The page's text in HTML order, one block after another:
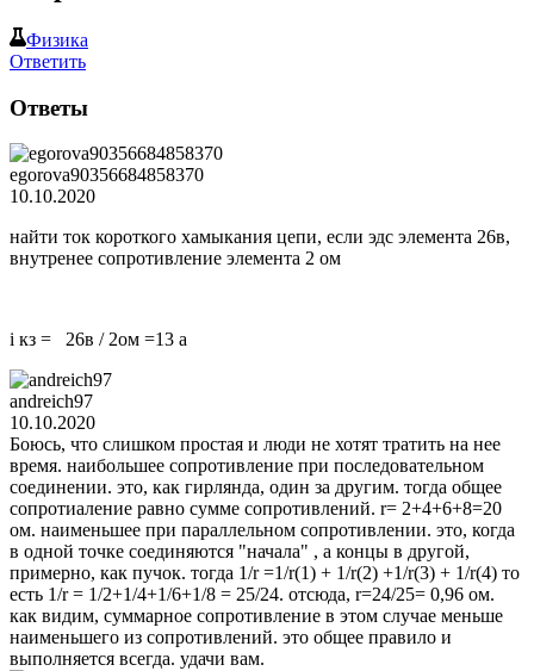
Физика
Ответить
Ответы
egorova90356684858370
10.10.2020
найти ток короткого хамыкания цепи, если эдс элемента 26в,
внутренее сопротивление элемента 2 ом
i кз = 26в / 2ом =13 а
andreich97
10.10.2020
Боюсь, что слишком простая и люди не хотят тратить на нее
время. наибольшее сопротивление при последовательном
соединении. это, как гирлянда, один за другим. тогда общее
сопротиаление равно сумме сопротивлений. r= 2+4+6+8=20
ом. наименьшее при параллельном сопротивлении. это, когда
в одной точке соединяются "начала" , а концы в другой,
примерно, как пучок. тогда 1/r =1/r(1) + 1/r(2) +1/r(3) + 1/r(4) то
есть 1/r = 1/2+1/4+1/6+1/8 = 25/24. отсюда, r=24/25= 0,96 ом.
как видим, суммарное сопротивление в этом случае меньше
наименьшего из сопротивлений. это общее правило и
выполняется всегда. удачи вам.